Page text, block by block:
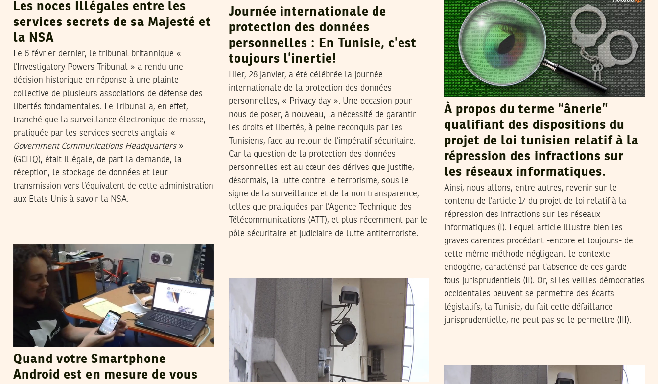
Les noces Illégales entre les
services secrets de sa Majesté et
la NSA
Le 6 février dernier, le tribunal britannique «
l’Investigatory Powers Tribunal » a rendu une
décision historique en réponse à une plainte
collective de plusieurs associations de défense des
libertés fondamentales. Le Tribunal a, en effet,
tranché que la surveillance électronique de masse,
pratiquée par les services secrets anglais «
Government Communications Headquarters» –
(GCHQ), était illégale, de part la demande, la
réception, le stockage de données et leur
transmission vers l’équivalent de cette administration
aux Etats Unis à savoir la NSA.
Journée internationale de
protection des données
personnelles : En Tunisie, c’est
toujours l’inertie!
Hier, 28 janvier, a été célébrée la journée
internationale de la protection des données
personnelles, « Privacy day ». Une occasion pour
nous de poser, à nouveau, la nécessité de garantir
les droits et libertés, à peine reconquis par les
Tunisiens, face au retour de l’impératif sécuritaire.
Car la question de la protection des données
personnelles est au cœur des dérives que justifie,
désormais, la lutte contre le terrorisme, sous le
signe de la surveillance et de la non transparence,
telles que pratiquées par l’Agence Technique des
Télécommunications (ATT), et plus récemment par le
pôle sécuritaire et judiciaire de lutte antiterroriste.
À propos du terme “ânerie”
qualifiant des dispositions du
projet de loi tunisien relatif à la
répression des infractions sur
les réseaux informatiques.
Ainsi, nous allons, entre autres, revenir sur le
contenu de l’article 17 du projet de loi relatif à la
répression des infractions sur les réseaux
informatiques (I). Lequel article illustre bien les
graves carences procédant -encore et toujours- de
cette même méthode négligeant le contexte
endogène, caractérisé par l’absence de ces garde-
fous jurisprudentiels (II). Or, si les veilles démocraties
occidentales peuvent se permettre des écarts
législatifs, la Tunisie, du fait cette défaillance
jurisprudentielle, ne peut pas se le permettre (III).
Quand votre Smartphone
Android est en mesure de vous